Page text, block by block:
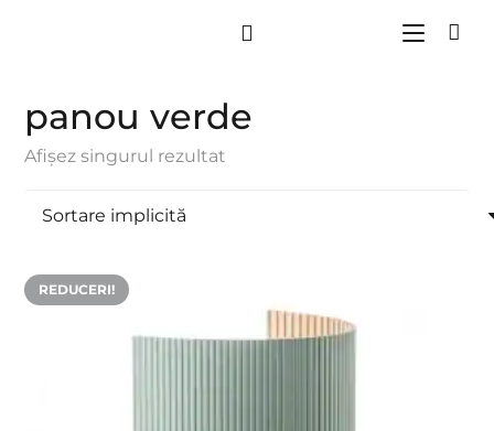
panou verde
Afișez singurul rezultat
REDUCERI!